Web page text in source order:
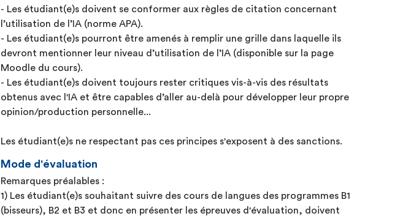
- Les étudiant(e)s doivent se conformer aux règles de citation concernant
l’utilisation de l’IA (norme APA).
- Les étudiant(e)s pourront être amenés à remplir une grille dans laquelle ils
devront mentionner leur niveau d’utilisation de l’IA (disponible sur la page
Moodle du cours).
- Les étudiant(e)s doivent toujours rester critiques vis-à-vis des résultats
obtenus avec l'IA et être capables d’aller au-delà pour développer leur propre
opinion/production personnelle...
Les étudiant(e)s ne respectant pas ces principes s'exposent à des sanctions.
Mode d'évaluation
Remarques préalables :
1) Les étudiant(e)s souhaitant suivre des cours de langues des programmes B1
(bisseurs), B2 et B3 et donc en présenter les épreuves d'évaluation, doivent